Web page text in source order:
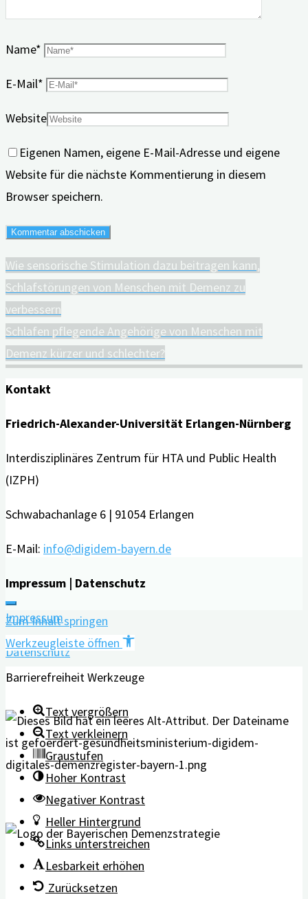
Name*
E-Mail*
Website
Eigenen Namen, eigene E-Mail-Adresse und eigene
Website für die nächste Kommentierung in diesem
Browser speichern.
Wie sensorische Stimulation dazu beitragen kann,
Schlafstörungen von Menschen mit Demenz zu
verbessern
Schlafen pflegende Angehörige von Menschen mit
Demenz kürzer und schlechter?
Kontakt
Friedrich-Alexander-Universität Erlangen-Nürnberg
Interdisziplinäres Zentrum für HTA und Public Health
(IZPH)
Schwabachanlage 6 | 91054 Erlangen
E-Mail: info@digidem-bayern.de
Impressum | Datenschutz
Impressum
Datenschutz
Zum Inhalt springen
Werkzeugleiste öffnen
Barrierefreiheit Werkzeuge
Text vergrößern
Text verkleinern
Graustufen
Hoher Kontrast
Negativer Kontrast
Heller Hintergrund
Links unterstreichen
Lesbarkeit erhöhen
Zurücksetzen